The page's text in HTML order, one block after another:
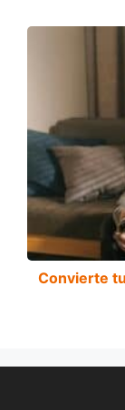
Convierte